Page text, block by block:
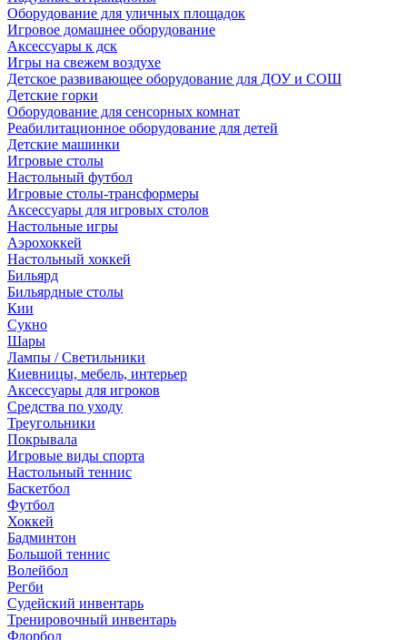
Оборудование для уличных площадок
Игровое домашнее оборудование
Аксессуары к дск
Игры на свежем воздухе
Детское развивающее оборудование для ДОУ и СОШ
Детские горки
Оборудование для сенсорных комнат
Реабилитационное оборудование для детей
Детские машинки
Игровые столы
Настольный футбол
Игровые столы-трансформеры
Аксессуары для игровых столов
Настольные игры
Аэрохоккей
Настольный хоккей
Бильярд
Бильярдные столы
Кии
Сукно
Шары
Лампы / Светильники
Киевницы, мебель, интерьер
Аксессуары для игроков
Средства по уходу
Треугольники
Покрывала
Игровые виды спорта
Настольный теннис
Баскетбол
Футбол
Хоккей
Бадминтон
Большой теннис
Волейбол
Регби
Судейский инвентарь
Тренировочный инвентарь
Флорбол